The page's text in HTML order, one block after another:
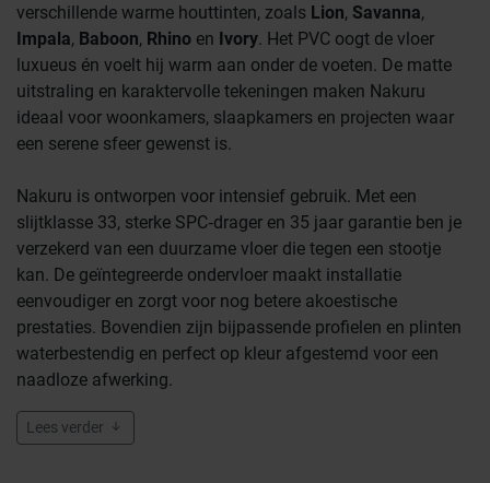
verschillende warme houttinten, zoals Lion, Savanna,
Impala, Baboon, Rhino en Ivory. Het PVC oogt de vloer
luxueus én voelt hij warm aan onder de voeten. De matte
uitstraling en karaktervolle tekeningen maken Nakuru
ideaal voor woonkamers, slaapkamers en projecten waar
een serene sfeer gewenst is.
Nakuru is ontworpen voor intensief gebruik. Met een
slijtklasse 33, sterke SPC‑drager en 35 jaar garantie ben je
verzekerd van een duurzame vloer die tegen een stootje
kan. De geïntegreerde ondervloer maakt installatie
eenvoudiger en zorgt voor nog betere akoestische
prestaties. Bovendien zijn bijpassende profielen en plinten
waterbestendig en perfect op kleur afgestemd voor een
naadloze afwerking.
Lees verder